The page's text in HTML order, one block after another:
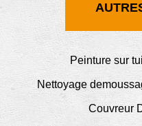
Peinture sur
Nettoyage
Couvreur